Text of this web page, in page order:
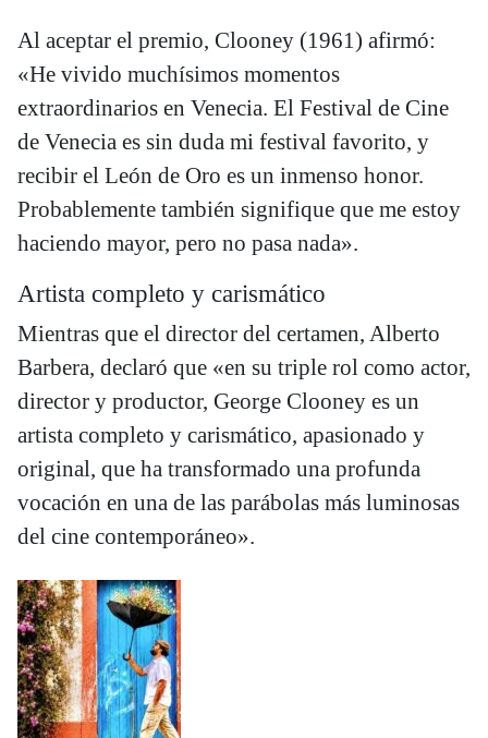
Al aceptar el premio, Clooney (1961) afirmó:
«He vivido muchísimos momentos
extraordinarios en Venecia. El Festival de Cine
de Venecia es sin duda mi festival favorito, y
recibir el León de Oro es un inmenso honor.
Probablemente también signifique que me estoy
haciendo mayor, pero no pasa nada».
Artista completo y carismático
Mientras que el director del certamen, Alberto
Barbera, declaró que «en su triple rol como actor,
director y productor, George Clooney es un
artista completo y carismático, apasionado y
original, que ha transformado una profunda
vocación en una de las parábolas más luminosas
del cine contemporáneo».